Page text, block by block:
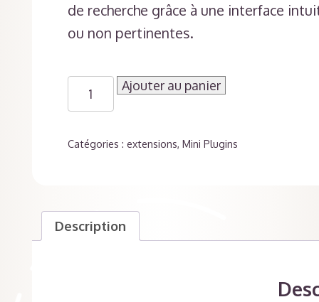
de recherche grâce à une interface
ou non pertinentes.
quantité
Pages
Ajouter au panier
Catégories : extensions, Mini Plugins
Description